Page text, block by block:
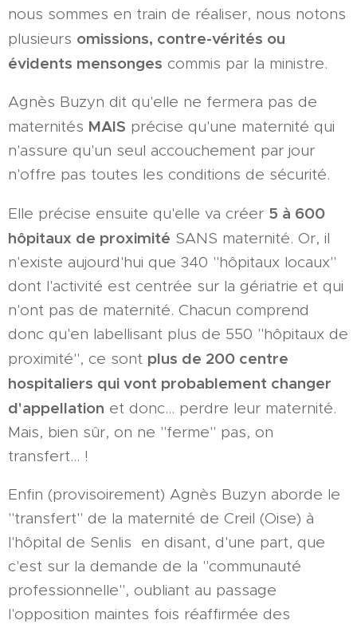
nous sommes en train de réaliser, nous notons
plusieurs omissions, contre-vérités ou
évidents mensonges commis par la ministre.
Agnès Buzyn dit qu'elle ne fermera pas de
maternités MAIS précise qu'une maternité qui
n'assure qu'un seul accouchement par jour
n'offre pas toutes les conditions de sécurité.
Elle précise ensuite qu'elle va créer 5 à 600
hôpitaux de proximité SANS maternité. Or, il
n'existe aujourd'hui que 340 "hôpitaux locaux"
dont l'activité est centrée sur la gériatrie et qui
n'ont pas de maternité. Chacun comprend
donc qu'en labellisant plus de 550 "hôpitaux de
proximité", ce sont plus de 200 centre
hospitaliers qui vont probablement changer
d'appellation et donc... perdre leur maternité.
Mais, bien sûr, on ne "ferme" pas, on
transfert... !
Enfin (provisoirement) Agnès Buzyn aborde le
"transfert" de la maternité de Creil (Oise) à
l'hôpital de Senlis en disant, d'une part, que
c'est sur la demande de la "communauté
professionnelle", oubliant au passage
l'opposition maintes fois réaffirmée des